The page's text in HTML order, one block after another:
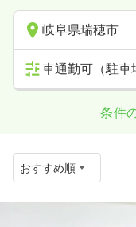
岐阜県瑞穂市
車通勤可（駐車
条件